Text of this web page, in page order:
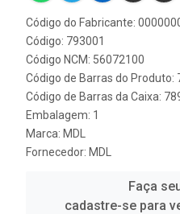
Código do Fabricante:
Código: 793001
Código NCM: 56072100
Código de Barras do Produto:
Código de Barras da Caixa:
Embalagem: 1
Marca: MDL
Fornecedor: MDL
Faça
cadastre-se para